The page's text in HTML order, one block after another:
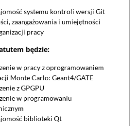
systemu kontroli wersji Git
zaangażowania i umiejętności
pracy
będzie:
w pracy z oprogramowaniem
Monte Carlo: Geant4/GATE
z GPGPU
w programowaniu
biblioteki Qt